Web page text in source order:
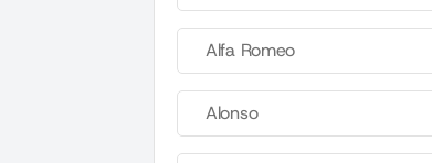
Alfa Romeo
Alonso